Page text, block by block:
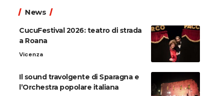
News
CucuFestival 2026: teatro di strada
a Roana
Vicenza
Il sound travolgente di Sparagna e
l’Orchestra popolare italiana